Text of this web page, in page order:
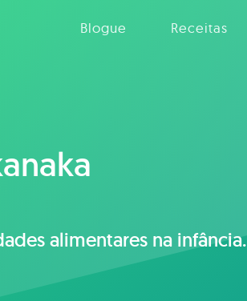
Blogue Receitas
alimentares na infância.